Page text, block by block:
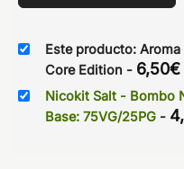
Este producto:
Core Edition - 6,50€
Nicokit Salt - Bombo
Base: 75VG/25PG -